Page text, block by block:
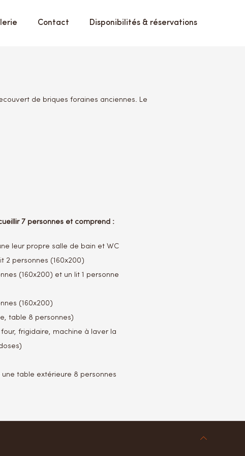
Contact Disponibilités & réservations
de briques foraines anciennes. Le
7 personnes et comprend :
leur propre salle de bain et WC
2 personnes (160x200)
(160x200) et un lit 1 personne
(160x200)
table 8 personnes)
frigidaire, machine à laver la
table extérieure 8 personnes